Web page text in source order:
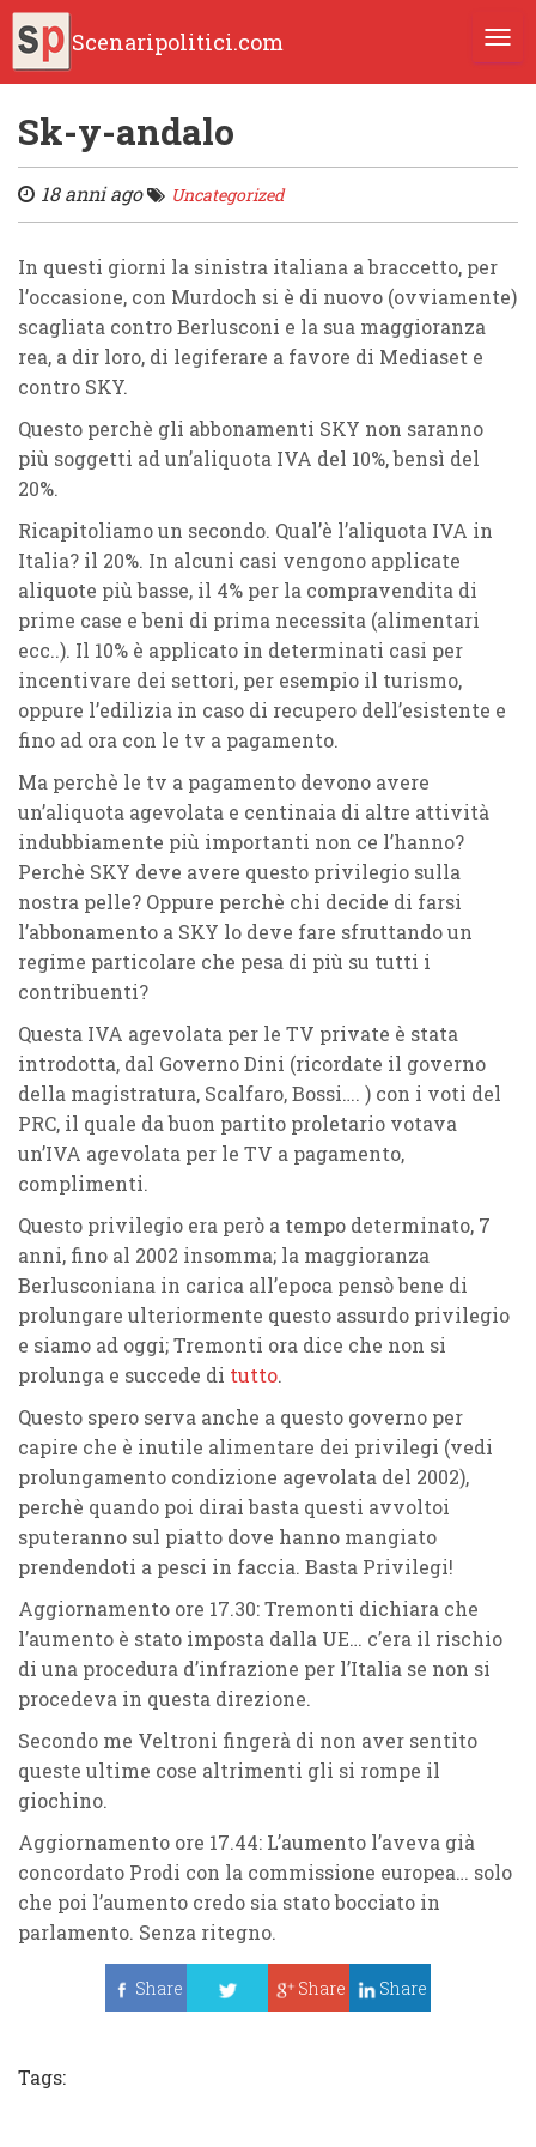
Scenaripolitici.com
Sk-y-andalo
18 anni ago Uncategorized
In questi giorni la sinistra italiana a braccetto, per
l’occasione, con Murdoch si è di nuovo (ovviamente)
scagliata contro Berlusconi e la sua maggioranza
rea, a dir loro, di legiferare a favore di Mediaset e
contro SKY.
Questo perchè gli abbonamenti SKY non saranno
più soggetti ad un’aliquota IVA del 10%, bensì del
20%.
Ricapitoliamo un secondo. Qual’è l’aliquota IVA in
Italia? il 20%. In alcuni casi vengono applicate
aliquote più basse, il 4% per la compravendita di
prime case e beni di prima necessita (alimentari
ecc..). Il 10% è applicato in determinati casi per
incentivare dei settori, per esempio il turismo,
oppure l’edilizia in caso di recupero dell’esistente e
fino ad ora con le tv a pagamento.
Ma perchè le tv a pagamento devono avere
un’aliquota agevolata e centinaia di altre attività
indubbiamente più importanti non ce l’hanno?
Perchè SKY deve avere questo privilegio sulla
nostra pelle? Oppure perchè chi decide di farsi
l’abbonamento a SKY lo deve fare sfruttando un
regime particolare che pesa di più su tutti i
contribuenti?
Questa IVA agevolata per le TV private è stata
introdotta, dal Governo Dini (ricordate il governo
della magistratura, Scalfaro, Bossi…. ) con i voti del
PRC, il quale da buon partito proletario votava
un’IVA agevolata per le TV a pagamento,
complimenti.
Questo privilegio era però a tempo determinato, 7
anni, fino al 2002 insomma; la maggioranza
Berlusconiana in carica all’epoca pensò bene di
prolungare ulteriormente questo assurdo privilegio
e siamo ad oggi; Tremonti ora dice che non si
prolunga e succede di tutto.
Questo spero serva anche a questo governo per
capire che è inutile alimentare dei privilegi (vedi
prolungamento condizione agevolata del 2002),
perchè quando poi dirai basta questi avvoltoi
sputeranno sul piatto dove hanno mangiato
prendendoti a pesci in faccia. Basta Privilegi!
Aggiornamento ore 17.30: Tremonti dichiara che
l’aumento è stato imposta dalla UE… c’era il rischio
di una procedura d’infrazione per l’Italia se non si
procedeva in questa direzione.
Secondo me Veltroni fingerà di non aver sentito
queste ultime cose altrimenti gli si rompe il
giochino.
Aggiornamento ore 17.44: L’aumento l’aveva già
concordato Prodi con la commissione europea… solo
che poi l’aumento credo sia stato bocciato in
parlamento. Senza ritegno.
Share
Share Share
Tags: